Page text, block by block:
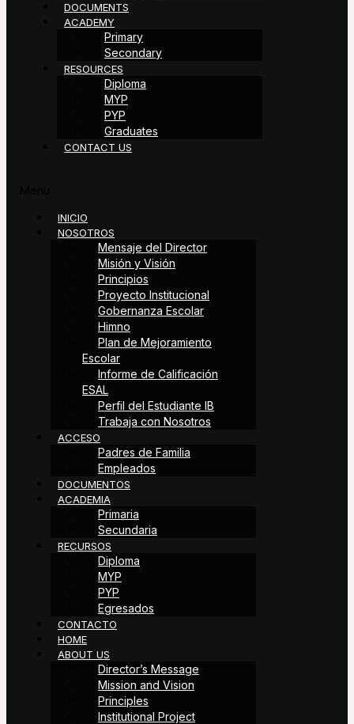
DOCUMENTS
ACADEMY
Primary
Secondary
RESOURCES
Diploma
MYP
PYP
Graduates
CONTACT US
INICIO
NOSOTROS
Mensaje del Director
Misión y Visión
Principios
Proyecto Institucional
Gobernanza Escolar
Himno
Plan de Mejoramiento
Escolar
Informe de Calificación
ESAL
Perfil del Estudiante IB
Trabaja con Nosotros
ACCESO
Padres de Familia
Empleados
DOCUMENTOS
ACADEMIA
Primaria
Secundaria
RECURSOS
Diploma
MYP
PYP
Egresados
CONTACTO
HOME
ABOUT US
Director’s Message
Mission and Vision
Principles
Institutional Project